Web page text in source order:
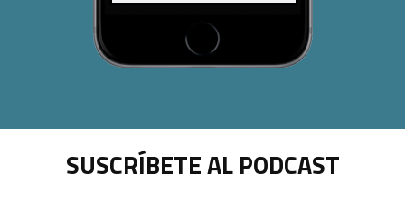
SUSCRÍBETE AL PODCAST